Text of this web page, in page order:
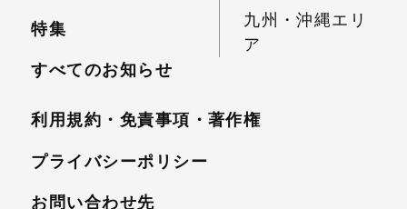
特集
すべてのお知らせ
九州・沖縄エリ
ア
利用規約・免責事項・著作権
プライバシーポリシー
お問い合わせ先